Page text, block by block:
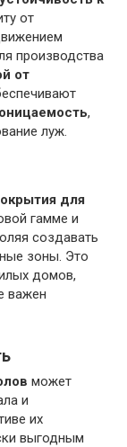
от
производства
от
,
луж.
для
гамме и
создавать
зоны. Это
домов,
важен
может
и
их
выгодным